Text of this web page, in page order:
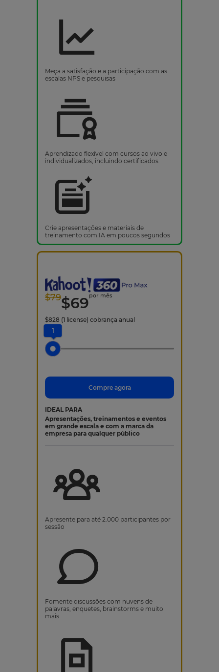
Meça a satisfação e a participação com as
escalas NPS e pesquisas
Aprendizado flexível com cursos ao vivo e
individualizados, incluindo certificados
Crie apresentações e materiais de
treinamento com IA em poucos segundos
$79$69por mês
$828 (1 license) cobrança anual
1
Compre agora
IDEAL PARA
Apresentações, treinamentos e eventos
em grande escala e com a marca da
empresa para qualquer público
Apresente para até 2.000 participantes por
sessão
Fomente discussões com nuvens de
palavras, enquetes, brainstorms e muito
mais